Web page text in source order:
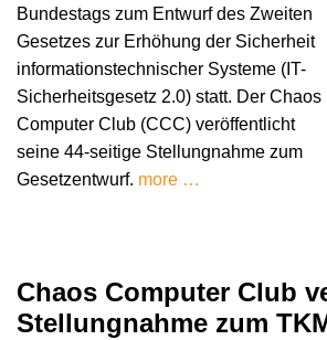
Bundestags zum Entwurf des Zweiten
Gesetzes zur Erhöhung der Sicherheit
informationstechnischer Systeme (IT-
Sicherheitsgesetz 2.0) statt. Der Chaos
Computer Club (CCC) veröffentlicht
seine 44-seitige Stellungnahme zum
Gesetzentwurf. more …
Chaos Computer Club
Stellungnahme zum